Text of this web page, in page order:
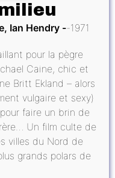
Ian Hendry 1971
pour la pègre
Caine, chic et
Britt Ekland – alors
vulgaire et sexy)
faire un brin de
Un film culte de
villes du Nord de
grands polars de